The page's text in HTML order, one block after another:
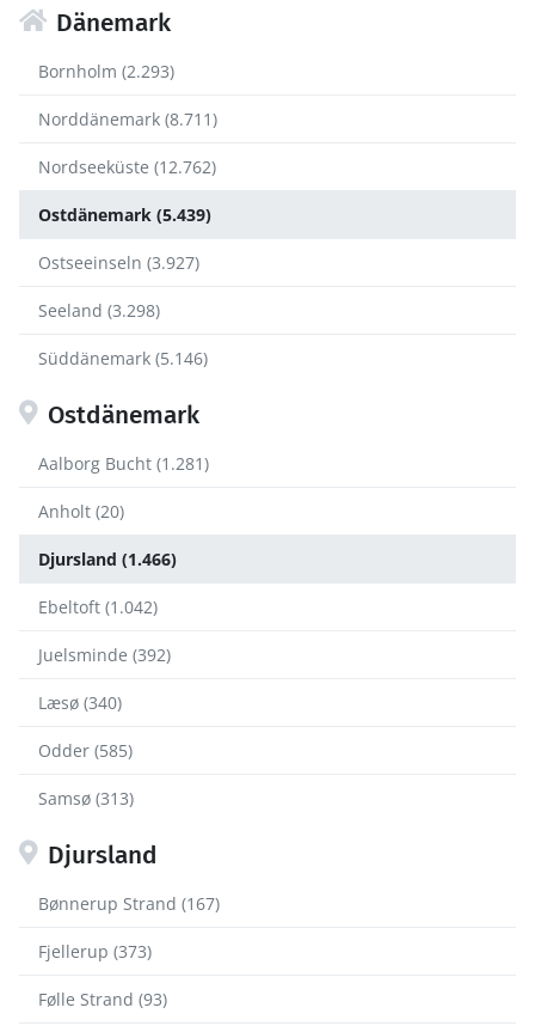
Dänemark
Bornholm (2.293)
Norddänemark (8.711)
Nordseeküste (12.762)
Ostdänemark (5.439)
Ostseeinseln (3.927)
Seeland (3.298)
Süddänemark (5.146)
Ostdänemark
Aalborg Bucht (1.281)
Anholt (20)
Djursland (1.466)
Ebeltoft (1.042)
Juelsminde (392)
Læsø (340)
Odder (585)
Samsø (313)
Djursland
Bønnerup Strand (167)
Fjellerup (373)
Følle Strand (93)